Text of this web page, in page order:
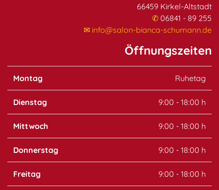
66459 Kirkel-Altstadt
✆ 06841 - 89 255
✉ info@salon-bianca-schumann.de
Öffnungszeiten
Montag Ruhetag
Dienstag 9:00 - 18:00 h
Mittwoch 9:00 - 18:00 h
Donnerstag 9:00 - 18:00 h
Freitag 9:00 - 18:00 h